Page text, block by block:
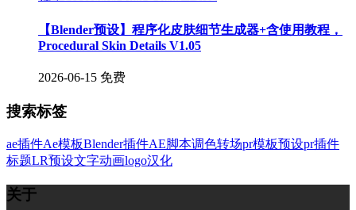
【Blender预设】程序化皮肤细节生成器+含使用教程，
Procedural Skin Details V1.05
2026-06-15 免费
搜索标签
ae插件Ae模板Blender插件AE脚本调色转场pr模板预设pr插件
标题LR预设文字动画logo汉化
关于